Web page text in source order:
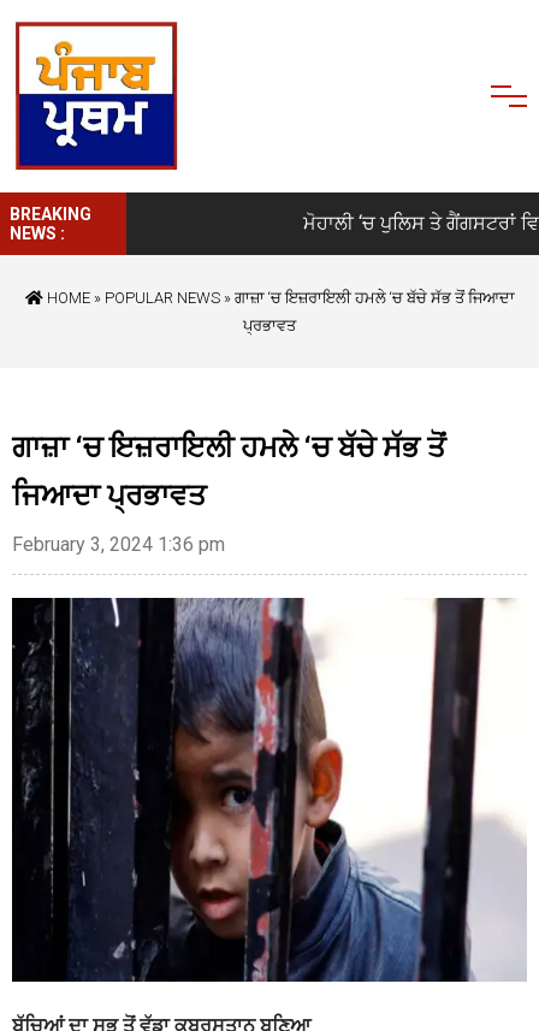
BREAKING
NEWS :
ਮੋਹਾਲੀ ‘ਚ ਪੁਲਿਸ ਤੇ ਗੈਂਗਸਟਰਾਂ
HOME» POPULAR NEWS» ਗਾਜ਼ਾ ‘ਚ ਇਜ਼ਰਾਇਲੀ ਹਮਲੇ ‘ਚ ਬੱਚੇ ਸੱਭ ਤੋਂ ਜਿਆਦਾ
ਪ੍ਰਭਾਵਤ
ਗਾਜ਼ਾ ‘ਚ ਇਜ਼ਰਾਇਲੀ ਹਮਲੇ ‘ਚ ਬੱਚੇ ਸੱਭ ਤੋਂ
ਜਿਆਦਾ ਪ੍ਰਭਾਵਤ
February 3, 2024 1:36 pm
ਬੱਚਿਆਂ ਦਾ ਸਭ ਤੋਂ ਵੱਡਾ ਕਬਰਸਤਾਨ ਬਣਿਆ